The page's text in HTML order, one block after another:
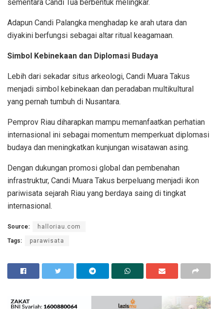
sementara Candi Tua berbentuk melingkar.
Adapun Candi Palangka menghadap ke arah utara dan
diyakini berfungsi sebagai altar ritual keagamaan.
Simbol Kebinekaan dan Diplomasi Budaya
Lebih dari sekadar situs arkeologi, Candi Muara Takus
menjadi simbol kebinekaan dan peradaban multikultural
yang pernah tumbuh di Nusantara.
Pemprov Riau diharapkan mampu memanfaatkan perhatian
internasional ini sebagai momentum memperkuat diplomasi
budaya dan meningkatkan kunjungan wisatawan asing.
Dengan dukungan promosi global dan pembenahan
infrastruktur, Candi Muara Takus berpeluang menjadi ikon
pariwisata sejarah Riau yang berdaya saing di tingkat
internasional.
Source: halloriau.com
Tags: parawisata